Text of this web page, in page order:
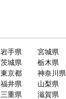
岩手県 宮城県
茨城県 栃木県
東京都 神奈川県
福井県 山梨県
三重県 滋賀県